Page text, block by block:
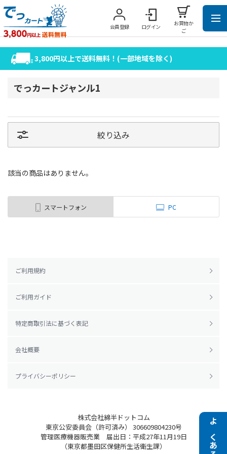
会員登録 ログイン
お買物か
ご
3,800円以上で送料無料！(一部地域を除く)
でっカートジャンル1
絞り込み
該当の商品はありません。
スマートフォン PC
ご利用規約
ご利用ガイド
特定商取引法に基づく表記
会社概要
プライバシーポリシー
株式会社綿半ドットコム
東京公安委員会（許可済み） 306609804230号
管理医療機器販売業 届出日：平成27年11月19日
（東京都墨田区保健所生活衛生課）